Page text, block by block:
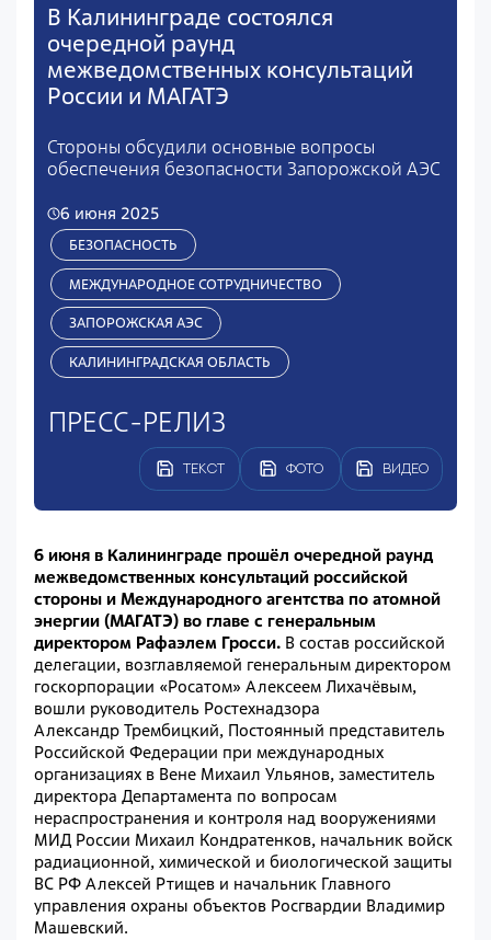
В Калининграде состоялся
очередной раунд
межведомственных консультаций
России и МАГАТЭ
Стороны обсудили основные вопросы
обеспечения безопасности Запорожской АЭС
6 июня 2025
БЕЗОПАСНОСТЬ
МЕЖДУНАРОДНОЕ СОТРУДНИЧЕСТВО
ЗАПОРОЖСКАЯ АЭС
КАЛИНИНГРАДСКАЯ ОБЛАСТЬ
ПРЕСС-РЕЛИЗ
ТЕКСТ ФОТО ВИДЕО
6 июня в Калининграде прошёл очередной раунд
межведомственных консультаций российской
стороны и Международного агентства по атомной
энергии (МАГАТЭ) во главе с генеральным
директором Рафаэлем Гросси. В состав российской
делегации, возглавляемой генеральным директором
госкорпорации «Росатом» Алексеем Лихачёвым,
вошли руководитель Ростехнадзора
Александр Трембицкий, Постоянный представитель
Российской Федерации при международных
организациях в Вене Михаил Ульянов, заместитель
директора Департамента по вопросам
нераспространения и контроля над вооружениями
МИД России Михаил Кондратенков, начальник войск
радиационной, химической и биологической защиты
ВС РФ Алексей Ртищев и начальник Главного
управления охраны объектов Росгвардии Владимир
Машевский.